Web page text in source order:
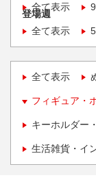
全て表示
登場週
全て表示
全て表示
フィギュア・
キーホルダー
生活雑貨・イ